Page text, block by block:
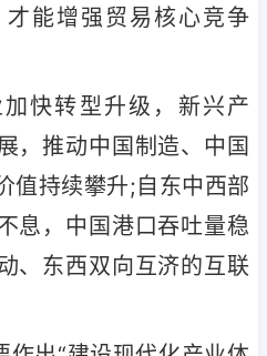
能增强贸易核心竞争
快转型升级，新兴产
，推动中国制造、中国
值持续攀升;自东中西部
息，中国港口吞吐量稳
、东西双向互济的互联